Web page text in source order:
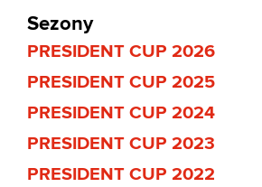
Sezony
PRESIDENT CUP 2026
PRESIDENT CUP 2025
PRESIDENT CUP 2024
PRESIDENT CUP 2023
PRESIDENT CUP 2022